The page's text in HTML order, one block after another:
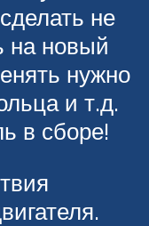
не
на новый
нужно
и т.д.
в сборе!